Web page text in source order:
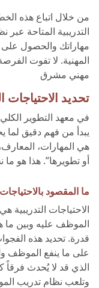
من خلال اتباع هذه
مهاراتك والحصول
المهنية. لا تفوت
مهني مشرق
تحديد الاحتياجات
في معهد التطوير
يبدأ من فهم دقيق لما
هي المهارات،
أو تطويرها”. هذا هو ما
ما المقصود
الاحتياجات التدريبية
الموظف عليه وبين ما
قدرة. تحديد هذه
على ما ينفع الموظف
الذي قد لا يُحدث فرقاً